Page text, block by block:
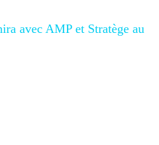
avec AMP et Stratège au